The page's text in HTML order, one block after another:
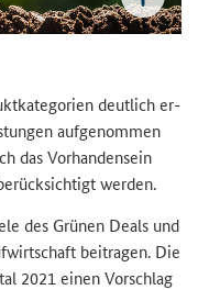
deut­lich er­
auf­ge­nom­men
das Vor­han­den­sein
wer­den.
des Grü­nen Deals und
bei­tra­gen. Die
2021 einen Vor­schlag